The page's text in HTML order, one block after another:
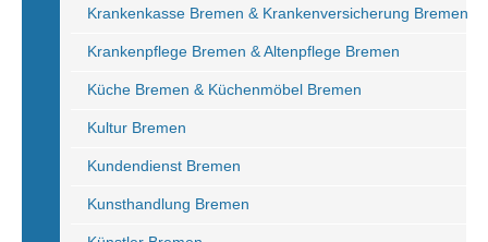
Krankenkasse Bremen & Krankenversicherung Bremen
Krankenpflege Bremen & Altenpflege Bremen
Küche Bremen & Küchenmöbel Bremen
Kultur Bremen
Kundendienst Bremen
Kunsthandlung Bremen